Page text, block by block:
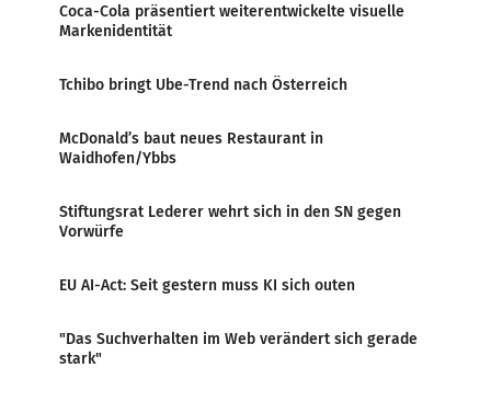
Coca-Cola präsentiert weiterentwickelte visuelle
Markenidentität
Tchibo bringt Ube-Trend nach Österreich
McDonald’s baut neues Restaurant in
Waidhofen/Ybbs
Stiftungsrat Lederer wehrt sich in den SN gegen
Vorwürfe
EU AI-Act: Seit gestern muss KI sich outen
"Das Suchverhalten im Web verändert sich gerade
stark"